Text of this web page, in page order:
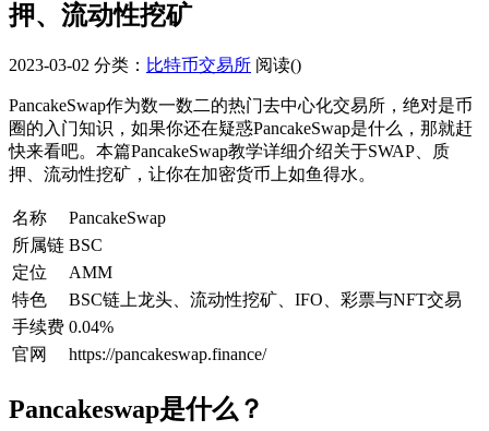
押、流动性挖矿
2023-03-02 分类： 比特币交易所 阅读()
PancakeSwap作为数一数二的热门去中心化交易所，绝对是币
圈的入门知识，如果你还在疑惑PancakeSwap是什么，那就赶
快来看吧。本篇PancakeSwap教学详细介绍关于SWAP、质
押、流动性挖矿，让你在加密货币上如鱼得水。
名称
PancakeSwap
所属链 BSC
定位
AMM
特色
BSC链上龙头、流动性挖矿、IFO、彩票与NFT交易
手续费 0.04%
官网
https://pancakeswap.finance/
Pancakeswap是什么？